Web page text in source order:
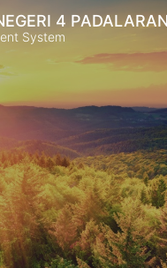
4
System